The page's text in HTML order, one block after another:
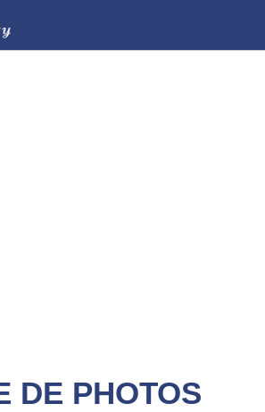
DE PHOTOS